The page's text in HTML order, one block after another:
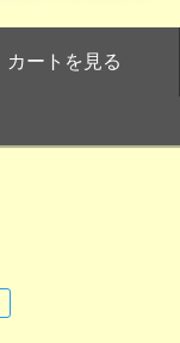
カートを見る